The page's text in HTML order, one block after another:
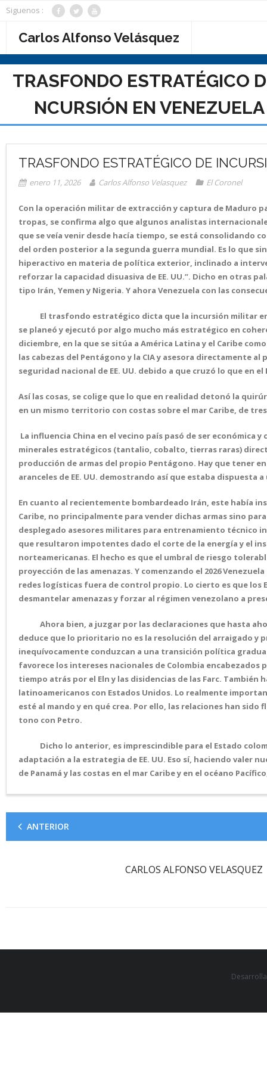
Saltar
contenido
Siguenos :
Carlos Alfonso Velásquez
TRASFONDO ESTRATÉGICO
NCURSIÓN EN VENEZUELA
TRASFONDO ESTRATÉGICO DE
enero 11, 2026 Carlos Alfonso Velasquez El Coronel
Con la operación militar de extracción y captura de Maduro
tropas, se confirma algo que algunos analistas
que se veía venir desde hacía tiempo, se está consolidando
del orden posterior a la segunda guerra mundial. Es lo que
hiperactivo en materia de política exterior, inclinado a
reforzar la capacidad disuasiva de EE. UU.”. Dicho en otras
tipo Irán, Yemen y Nigeria. Y ahora Venezuela con las
El trasfondo estratégico dicta que la incursión militar en
se planeó y ejecutó por algo mucho más estratégico en
diciembre, en la que se sitúa a América Latina y el Caribe
las cabezas del Pentágono y la CIA y asesora directamente
seguridad nacional de EE. UU. debido a que cruzó lo que en
Así las cosas, se colige que lo que en realidad detonó la
en un mismo territorio con costas sobre el mar Caribe, de
La influencia China en el vecino país pasó de ser económica
minerales estratégicos (tantalio, cobalto, tierras raras)
producción de armas del propio Pentágono. Hay que tener
aranceles de EE. UU. demostrando así que estaba dispuesta
En cuanto al recientemente bombardeado Irán, este había
Caribe, no principalmente para vender dichas armas sino
desplegado asesores militares para entrenamiento técnico
que resultaron impotentes dado el corte de la energía y el
norteamericanas. El hecho es que el umbral de riesgo
proyección de las amenazas. Y comenzando el 2026
redes logísticas fuera de control propio. Lo cierto es que los
desmantelar amenazas y forzar al régimen venezolano a
Ahora bien, a juzgar por las declaraciones que hasta
deduce que lo prioritario no es la resolución del arraigado y
inequívocamente conduzcan a una transición política
favorece los intereses nacionales de Colombia
tiempo atrás por el Eln y las disidencias de las Farc.
latinoamericanos con Estados Unidos. Lo realmente
esté al mando y en qué crea. Por ello, las relaciones han
tono con Petro.
Dicho lo anterior, es imprescindible para el Estado
adaptación a la estrategia de EE. UU. Eso sí, haciendo valer
de Panamá y las costas en el mar Caribe y en el océano
ANTERIOR
CARLOS ALFONSO VELASQUEZ